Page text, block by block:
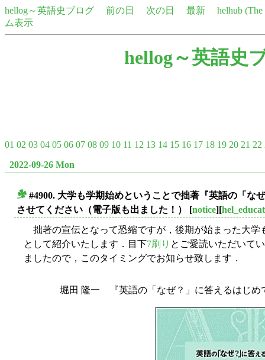
hellog～英語史ブログ 前の日 次の日 最新
helhub
ム表示
hellog～英語史
01 02 03 04 05 06 07 08 09 10 11 12 13 14 15 16 17 18 19 20 21 22
2022-09-26 Mon
#4900. 大学も学期始めということで拙著『英語の「
させてください（電子版も出ました！）
[notice][
拙著の宣伝となって恐縮ですが，後期が始まった大学
として紹介いたします．目下7刷り とご愛読いただいて
ましたので，このタイミングでお知らせ致します．
堀田 隆一 『英語の「なぜ？」に答えるはじ